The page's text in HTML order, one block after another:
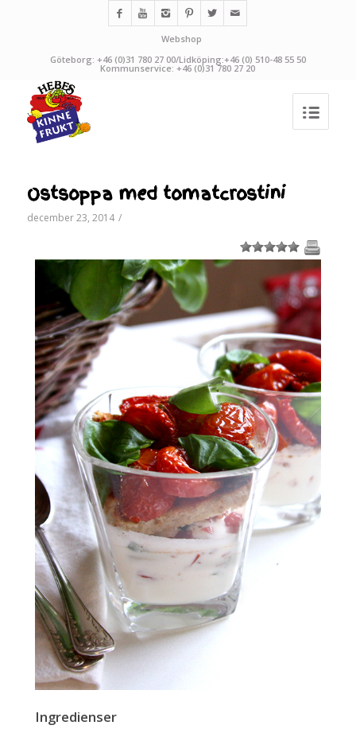
Webshop
Göteborg: +46 (0)31 780 27 00/Lidköping:+46 (0) 510-48 55 50
Kommunservice: +46 (0)31 780 27 20
Ostsoppa med tomatcrostini
december 23, 2014 /
1 2 3 4 5
Ingredienser